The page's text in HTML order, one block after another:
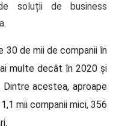
soluții de business
30 de mii de companii în
multe decât în 2020 și
acestea, aproape
mii companii mici, 356